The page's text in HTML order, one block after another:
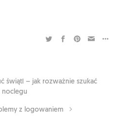
świąt! – jak rozważnie szukać
noclegu
z logowaniem